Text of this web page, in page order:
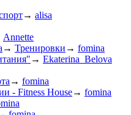
→ alisa
Annette
→ Тренировки → fomina
→ Ekaterina_Belova
→ fomina
- Fitness House→ fomina